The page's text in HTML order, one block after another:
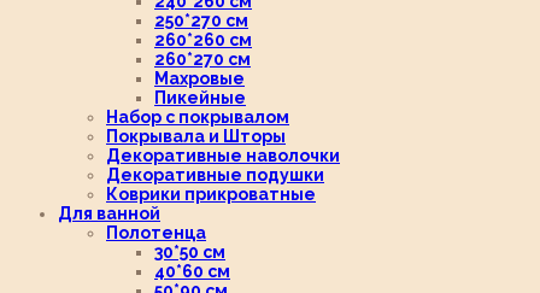
250*270 см
260*260 см
260*270 см
Махровые
Пикейные
Набор с покрывалом
Покрывала и Шторы
Декоративные наволочки
Декоративные подушки
Коврики прикроватные
Для ванной
Полотенца
30*50 см
40*60 см